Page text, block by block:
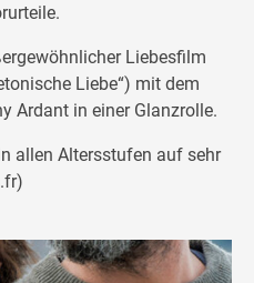
Liebesfilm
Liebe“) mit dem
Ardant in einer Glanzrolle.
allen Altersstufen auf sehr